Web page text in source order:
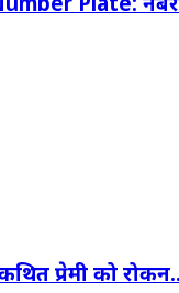
Plate:
प्रेमी को